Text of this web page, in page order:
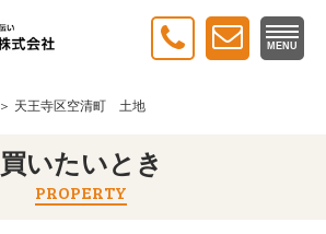
MENU
＞ 天王寺区空清町 土地
買いたいとき
PROPERTY